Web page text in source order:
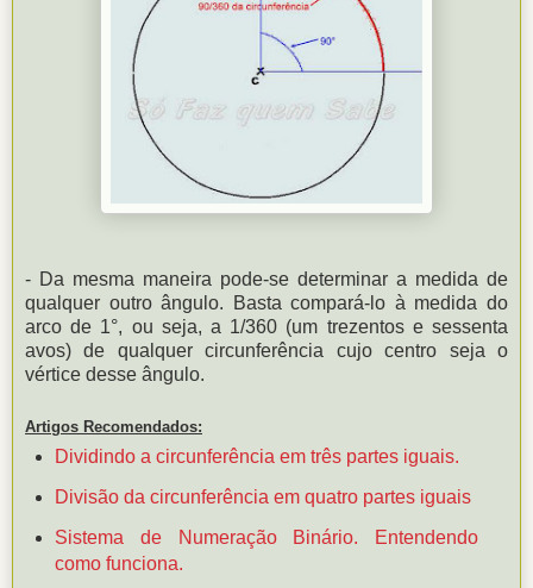
- Da mesma maneira pode-se determinar a medida de
qualquer outro ângulo. Basta compará-lo à medida do
arco de 1°, ou seja, a 1/360 (um trezentos e sessenta
avos) de qualquer circunferência cujo centro seja o
vértice desse ângulo.
Artigos Recomendados:
Dividindo a circunferência em três partes iguais.
Divisão da circunferência em quatro partes iguais
Sistema de Numeração Binário. Entendendo
como funciona.